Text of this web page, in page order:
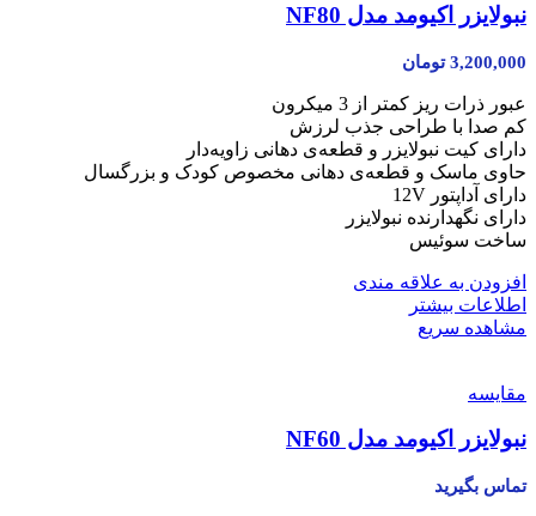
نبولایزر اکیومد مدل NF80
3,200,000 تومان
عبور ذرات ریز کمتر از 3 میکرون
کم‌ صدا با طراحی جذب لرزش
دارای کیت نبولایزر و قطعه‌ی دهانی زاویه‌دار
حاوی ماسک و قطعه‌ی دهانی مخصوص کودک و بزرگسال
دارای آداپتور 12V
دارای نگهدارنده نبولایزر
ساخت سوئیس
افزودن به علاقه مندی
اطلاعات بیشتر
مشاهده سریع
مقایسه
نبولایزر اکیومد مدل NF60
تماس بگیرید